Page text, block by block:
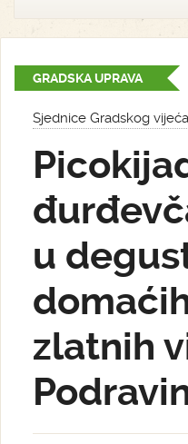
GRADSKA UPRAVA
Sjednice Gradskog vijeća
u
zlatnih